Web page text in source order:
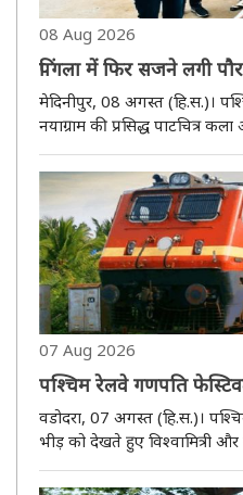
08 Aug 2026
पिंगला में फिर सजने लगी
दुनिया, कपड़ों से गहनों तक
मेदिनीपुर, 08 अगस्त (हि.स.)।
नयाग्राम की प्रसिद्ध पाटचित्र
रामायण, महाभारत,
सुनाकर..
07 Aug 2026
पश्चिम रेलवे गणपति
के लिए चलाएगी स्पेशल ट्रेनें
वडोदरा, 07 अगस्त (हि.स.)।
भीड़ को देखते हुए विश्वामित्री और
सितंबर माह में निर्धारित तिथियों